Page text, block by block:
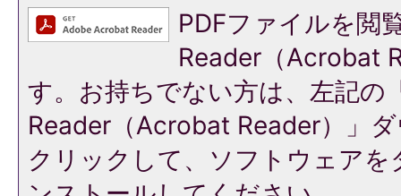
PDFファイルを閲
Reader（Acrobat
す。お持ちでない方は、左記の
Reader（Acrobat Reader）」
クリックして、ソフトウェア